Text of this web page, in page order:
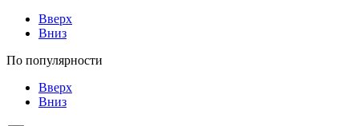
Вверх
Вниз
По популярности
Вверх
Вниз